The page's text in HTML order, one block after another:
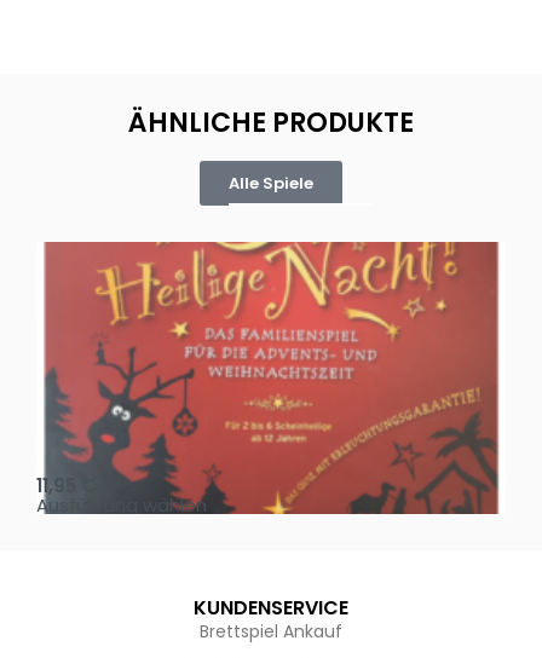
ÄHNLICHE PRODUKTE
Alle Spiele
Oh, heilige Nacht!
11,95
Ausführung wählen
KUNDENSERVICE
Brettspiel Ankauf